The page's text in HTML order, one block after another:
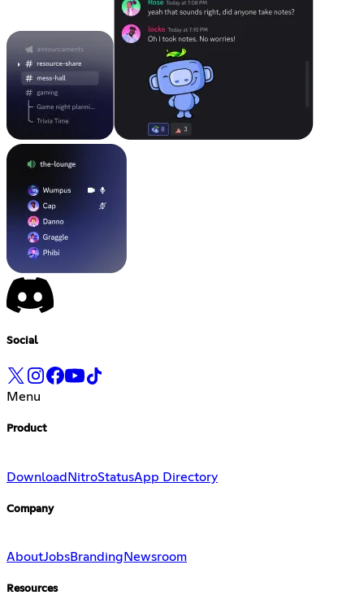
Social
Menu
Product
DownloadNitroStatusApp Directory
Company
AboutJobsBranding Newsroom
Resources